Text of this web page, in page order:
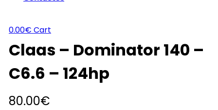
0.00€ Cart
Claas – Dominator 140 –
C6.6 – 124hp
80.00€